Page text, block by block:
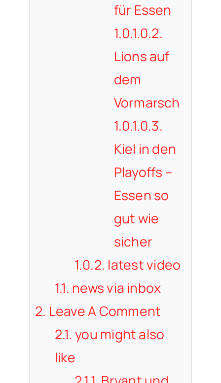
für Essen
1.0.1.0.2.
Lions auf
dem
Vormarsch
1.0.1.0.3.
Kiel in den
Playoffs –
Essen so
gut wie
sicher
1.0.2. latest video
1.1. news via inbox
2. Leave A Comment
2.1.you might also
like